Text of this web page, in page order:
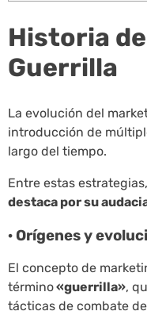
Historia
Guerrilla
La evolución del
introducción de
largo del tiempo.
Entre estas estrategias,
destaca por su
· Orígenes y
El concepto de
término«guerrilla»,
tácticas de combate